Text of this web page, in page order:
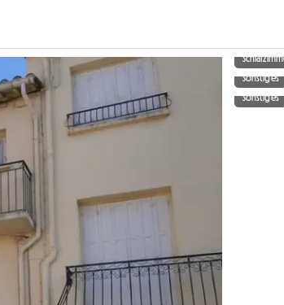
Sonstiges
Sonstiges